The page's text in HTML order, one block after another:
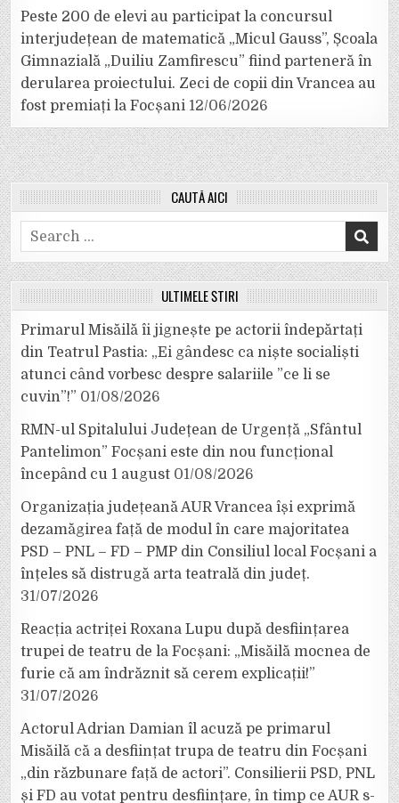
Peste 200 de elevi au participat la concursul
interjudețean de matematică „Micul Gauss”, Școala
Gimnazială „Duiliu Zamfirescu” fiind parteneră în
derularea proiectului. Zeci de copii din Vrancea au
fost premiați la Focșani 12/06/2026
CAUTĂ AICI
Search
for:
ULTIMELE ȘTIRI
Primarul Misăilă îi jignește pe actorii îndepărtați
din Teatrul Pastia: „Ei gândesc ca niște socialiști
atunci când vorbesc despre salariile ”ce li se
cuvin”!” 01/08/2026
RMN-ul Spitalului Județean de Urgență „Sfântul
Pantelimon” Focșani este din nou funcțional
începând cu 1 august 01/08/2026
Organizația județeană AUR Vrancea își exprimă
dezamăgirea față de modul în care majoritatea
PSD – PNL – FD – PMP din Consiliul local Focșani a
înțeles să distrugă arta teatrală din județ.
31/07/2026
Reacția actriței Roxana Lupu după desființarea
trupei de teatru de la Focșani: „Misăilă mocnea de
furie că am îndrăznit să cerem explicații!”
31/07/2026
Actorul Adrian Damian îl acuză pe primarul
Misăilă că a desființat trupa de teatru din Focșani
„din răzbunare față de actori”. Consilierii PSD, PNL
și FD au votat pentru desființare, în timp ce AUR s-